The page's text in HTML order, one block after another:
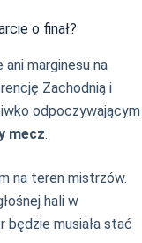
o finał?
marginesu na
Zachodnią i
odpoczywającym
mecz.
na teren mistrzów.
hali w
będzie musiała stać